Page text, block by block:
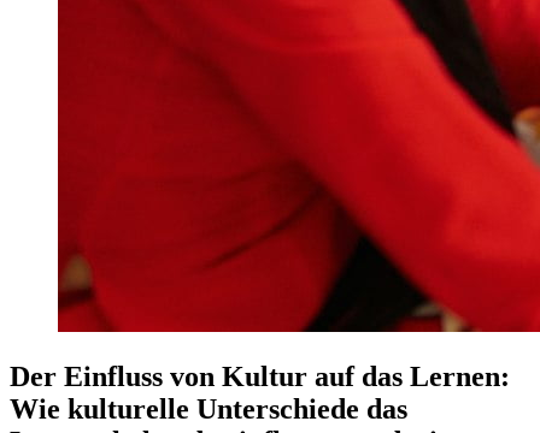
Der Einfluss von Kultur auf das Lernen:
Wie kulturelle Unterschiede das